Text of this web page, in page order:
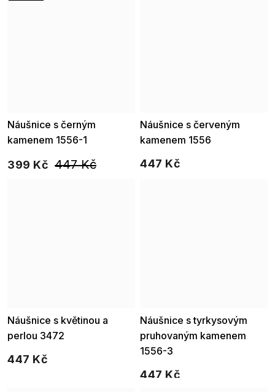
Náušnice s černým
kamenem 1556-1
447 Kč
399 Kč
Náušnice s červeným
kamenem 1556
447 Kč
Náušnice s květinou a
perlou 3472
447 Kč
Náušnice s tyrkysovým
pruhovaným kamenem
1556-3
447 Kč